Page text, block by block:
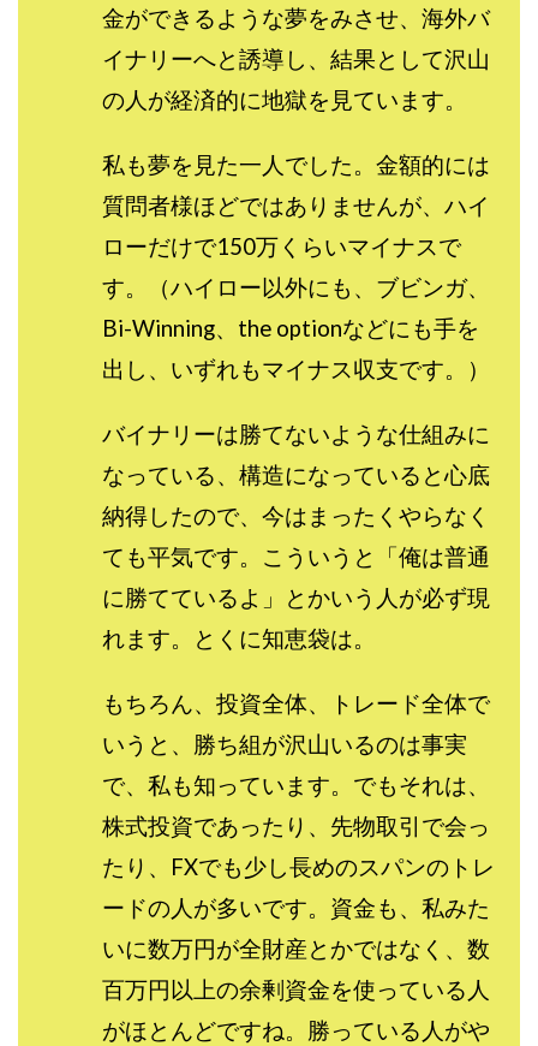
金ができるような夢をみさせ、海外バ
イナリーへと誘導し、結果として沢山
の人が経済的に地獄を見ています。
私も夢を見た一人でした。金額的には
質問者様ほどではありませんが、ハイ
ローだけで150万くらいマイナスで
す。（ハイロー以外にも、ブビンガ、
Bi-Winning、the optionなどにも手を
出し、いずれもマイナス収支です。）
バイナリーは勝てないような仕組みに
なっている、構造になっていると心底
納得したので、今はまったくやらなく
ても平気です。こういうと「俺は普通
に勝てているよ」とかいう人が必ず現
れます。とくに知恵袋は。
もちろん、投資全体、トレード全体で
いうと、勝ち組が沢山いるのは事実
で、私も知っています。でもそれは、
株式投資であったり、先物取引で会っ
たり、FXでも少し長めのスパンのトレ
ードの人が多いです。資金も、私みた
いに数万円が全財産とかではなく、数
百万円以上の余剰資金を使っている人
がほとんどですね。勝っている人がや